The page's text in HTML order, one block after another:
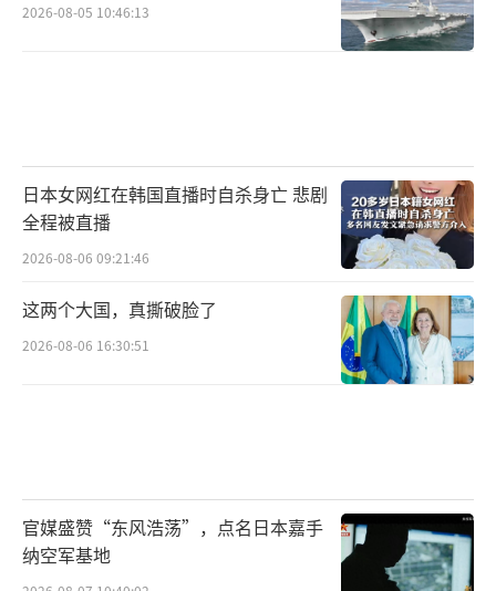
集团的组合体。虽然这些人、这些集团在大选
时，在面对民主党时，以及实现一些他们有共
瓦罗和马斯克的冲突就是一个典型。（责任编辑：
卢其龙 CM0882）
2026-08-05 10:46:13
日本女网红在韩国直播时自杀身亡 悲剧
全程被直播
2026-08-06 09:21:46
这两个大国，真撕破脸了
2026-08-06 16:30:51
官媒盛赞“东风浩荡”，点名日本嘉手
纳空军基地